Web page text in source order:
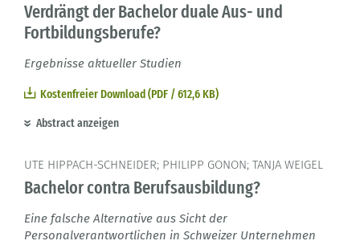
Verdrängt der Bachelor duale Aus- und
Fortbildungsberufe?
Ergebnisse aktueller Studien
Kostenfreier Download (PDF / 612,6 KB)
Abstract anzeigen
UTE HIPPACH-SCHNEIDER; PHILIPP GONON; TANJA WEIGEL
Bachelor contra Berufsausbildung?
Eine falsche Alternative aus Sicht der
Personalverantwortlichen in Schweizer Unternehmen